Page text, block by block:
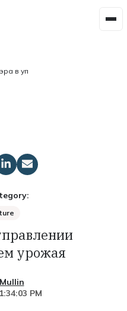
в управлении страхованием
урожая
PM